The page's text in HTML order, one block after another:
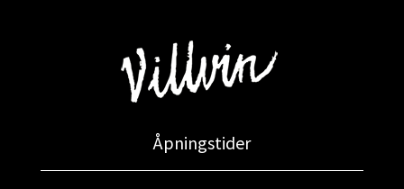
Åpningstider